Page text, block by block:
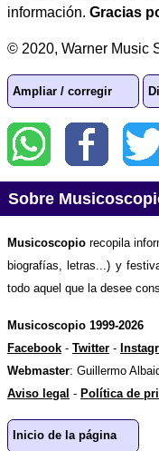
información. Gracias
© 2020, Warner Music
Ampliar / corregir
Sobre
Musicoscopio recopila
biografías, letras...) y
todo aquel que la desee
Musicoscopio 1999-2026
Facebook - Twitter -
Webmaster: Guillermo
Aviso legal - Política de
Inicio de la página